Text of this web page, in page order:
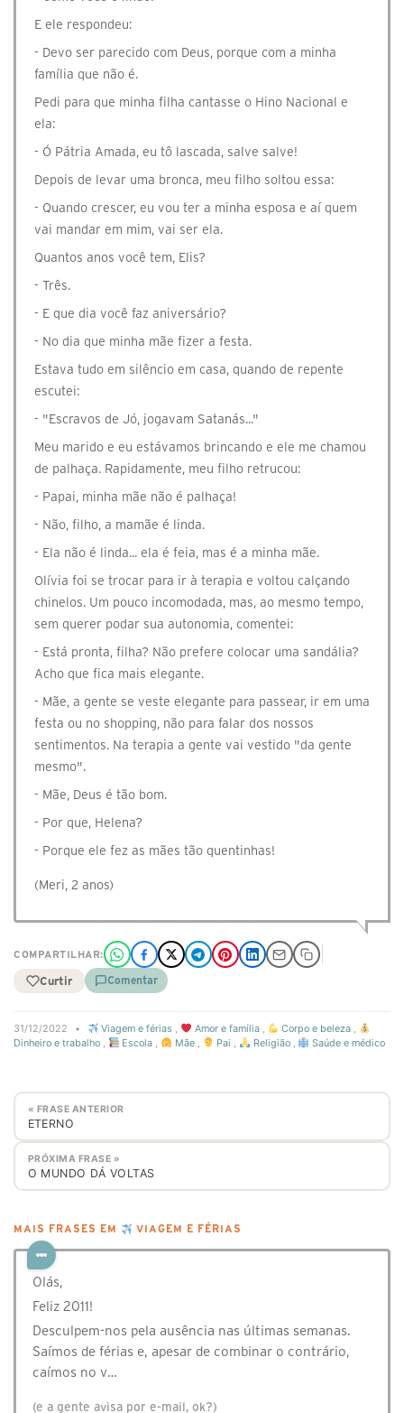
E ele respondeu:
- Devo ser parecido com Deus, porque com a minha
família que não é.
Pedi para que minha filha cantasse o Hino Nacional e
ela:
- Ó Pátria Amada, eu tô lascada, salve salve!
Depois de levar uma bronca, meu filho soltou essa:
- Quando crescer, eu vou ter a minha esposa e aí quem
vai mandar em mim, vai ser ela.
Quantos anos você tem, Elis?
- Três.
- E que dia você faz aniversário?
- No dia que minha mãe fizer a festa.
Estava tudo em silêncio em casa, quando de repente
escutei:
- "Escravos de Jó, jogavam Satanás..."
Meu marido e eu estávamos brincando e ele me chamou
de palhaça. Rapidamente, meu filho retrucou:
- Papai, minha mãe não é palhaça!
- Não, filho, a mamãe é linda.
- Ela não é linda... ela é feia, mas é a minha mãe.
Olívia foi se trocar para ir à terapia e voltou calçando
chinelos. Um pouco incomodada, mas, ao mesmo tempo,
sem querer podar sua autonomia, comentei:
- Está pronta, filha? Não prefere colocar uma sandália?
Acho que fica mais elegante.
- Mãe, a gente se veste elegante para passear, ir em uma
festa ou no shopping, não para falar dos nossos
sentimentos. Na terapia a gente vai vestido "da gente
mesmo".
- Mãe, Deus é tão bom.
- Por que, Helena?
- Porque ele fez as mães tão quentinhas!
(Meri, 2 anos)
COMPARTILHAR:
Curtir Comentar
31/12/2022 • Viagem e férias , Amor e família, Corpo e beleza ,
Dinheiro e trabalho , Escola , Mãe, Pai , Religião, Saúde e médico
« FRASE ANTERIOR
ETERNO
PRÓXIMA FRASE »
O MUNDO DÁ VOLTAS
MAIS FRASES EM VIAGEM E FÉRIAS
Olás,
Feliz 2011!
Desculpem-nos pela ausência nas últimas semanas.
Saímos de férias e, apesar de combinar o contrário,
caímos no v…
(e a gente avisa por e-mail, ok?)